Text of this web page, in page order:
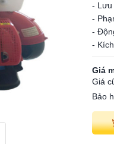
- Lưu
-
-
-
Giá
Giá
Bảo